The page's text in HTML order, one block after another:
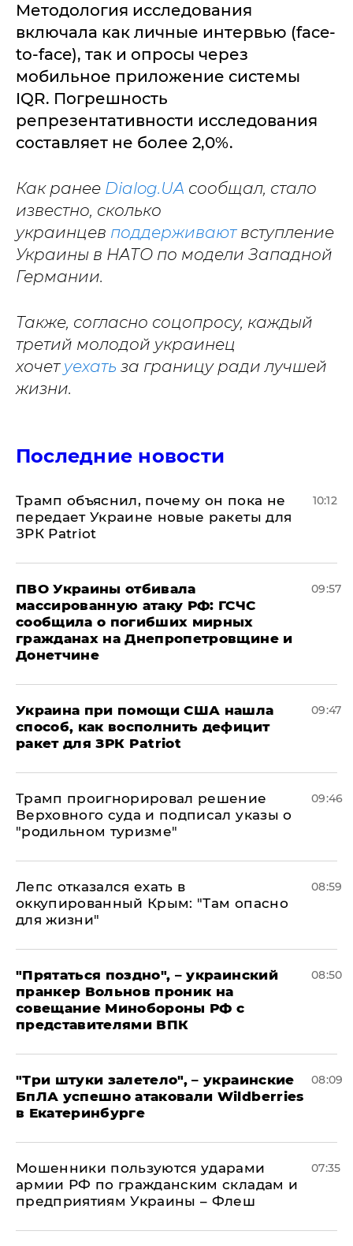
Методология исследования
включала как личные интервью (face-
to-face), так и опросы через
мобильное приложение системы
IQR. Погрешность
репрезентативности исследования
составляет не более 2,0%.
Как ранее Dialog.UA сообщал, стало
известно, сколько
украинцев поддерживаютвступление
Украины в НАТО по модели Западной
Германии.
Также, согласно соцопросу, каждый
третий молодой украинец
хочет уехать за границу ради лучшей
жизни.
Последние новости
Трамп объяснил, почему он пока не
передает Украине новые ракеты для
ЗРК Patriot
10:12
ПВО Украины отбивала
массированную атаку РФ: ГСЧС
сообщила о погибших мирных
гражданах на Днепропетровщине и
Донетчине
09:57
Украина при помощи США нашла
способ, как восполнить дефицит
ракет для ЗРК Patriot
09:47
Трамп проигнорировал решение
Верховного суда и подписал указы о
"родильном туризме"
09:46
Лепс отказался ехать в
оккупированный Крым: "Там опасно
для жизни"
08:59
"Прятаться поздно", – украинский
пранкер Вольнов проник на
совещание Минобороны РФ с
представителями ВПК
08:50
"Три штуки залетело", – украинские
БпЛА успешно атаковали Wildberries
в Екатеринбурге
08:09
Мошенники пользуются ударами
армии РФ по гражданским складам и
предприятиям Украины – Флеш
07:35